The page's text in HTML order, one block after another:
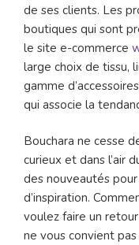
de ses clients. Les
boutiques qui sont
le site e-commerce
large choix de tissu,
gamme
qui associe la
Bouchara ne cesse
curieux et dans l’air
des nouveautés
d’inspiration.
voulez faire un
ne vous convient